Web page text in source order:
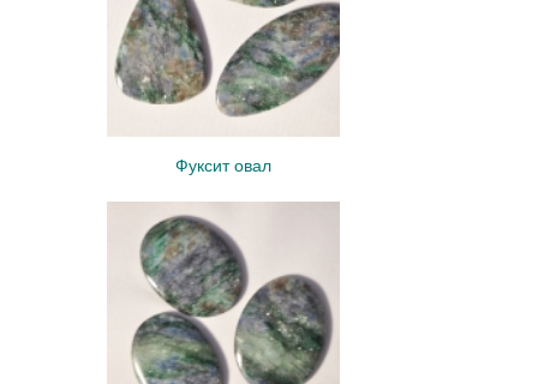
Фуксит овал